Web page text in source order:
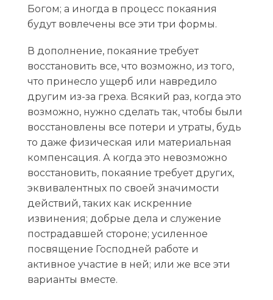
Богом; а иногда в процесс покаяния
будут вовлечены все эти три формы.
В дополнение, покаяние требует
восстановить все, что возможно, из того,
что принесло ущерб или навредило
другим из-за греха. Всякий раз, когда это
возможно, нужно сделать так, чтобы были
восстановлены все потери и утраты, будь
то даже физическая или материальная
компенсация. А когда это невозможно
восстановить, покаяние требует других,
эквивалентных по своей значимости
действий, таких как искренние
извинения; добрые дела и служение
пострадавшей стороне; усиленное
посвящение Господней работе и
активное участие в ней; или же все эти
варианты вместе.